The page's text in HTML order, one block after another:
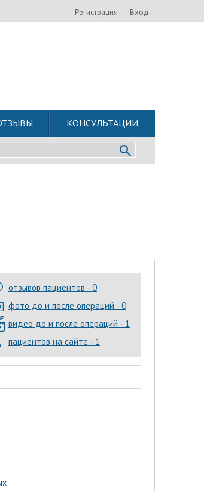
Регистрация Вход
КОНСУЛЬТАЦИИ
отзывов пациентов - 0
фото до и после операций - 0
видео до и после операций - 1
пациентов на сайте - 1